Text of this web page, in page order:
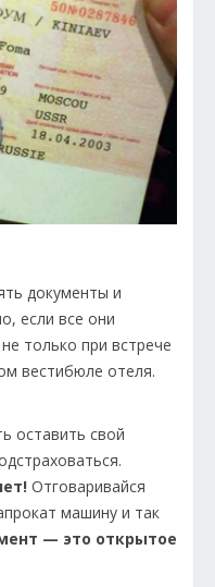
документы и
если все они
только при встрече
вестибюле отеля.
оставить свой
Отговаривайся
машину и так
— это открытое